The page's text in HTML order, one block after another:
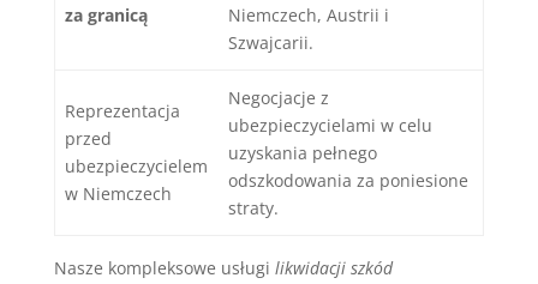
za granicą
Niemczech, Austrii i
Szwajcarii.
Reprezentacja
przed
ubezpieczycielem
w Niemczech
Negocjacje z
ubezpieczycielami w celu
uzyskania pełnego
odszkodowania za poniesione
straty.
Nasze kompleksowe usługi likwidacji szkód